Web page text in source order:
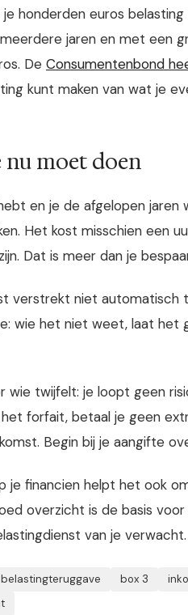
honderden euros
jaren en met een
De Consumentenbond
kunt maken van wat je
nu moet doen
en je de afgelopen
Het kost misschien een
Dat is meer dan je
verstrekt niet
wie het niet weet, laat het
wie twijfelt: je loopt geen
forfait, betaal je geen
Begin bij je aangifte
je financien helpt het ook
overzicht is de basis
van je verwacht.
belastingteruggave box 3